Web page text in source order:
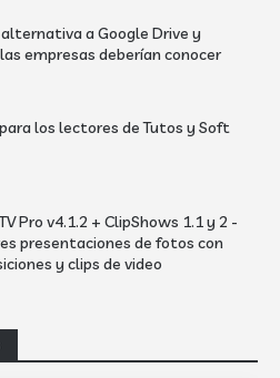
a Google Drive y
empresas deberían conocer
los lectores de Tutos y Soft
Pro v4.1.2 + ClipShows 1.1 y 2 -
presentaciones de fotos con
y clips de video